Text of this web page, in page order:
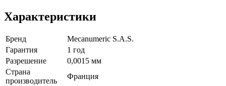
Характеристики
Бренд
Mecanumeric S.A.S.
Гарантия
1 год
Разрешение
0,0015 мм
Страна
производитель
Франция